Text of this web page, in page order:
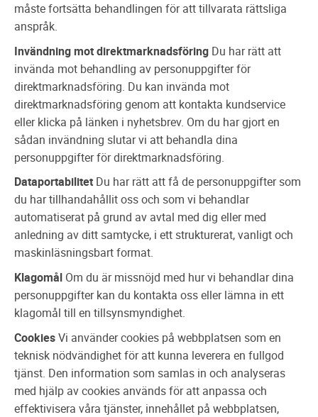
måste fortsätta behandlingen för att tillvarata rättsliga
anspråk.
Invändning mot direktmarknadsföring Du har rätt att
invända mot behandling av personuppgifter för
direktmarknadsföring. Du kan invända mot
direktmarknadsföring genom att kontakta kundservice
eller klicka på länken i nyhetsbrev. Om du har gjort en
sådan invändning slutar vi att behandla dina
personuppgifter för direktmarknadsföring.
Dataportabilitet Du har rätt att få de personuppgifter som
du har tillhandahållit oss och som vi behandlar
automatiserat på grund av avtal med dig eller med
anledning av ditt samtycke, i ett strukturerat, vanligt och
maskinläsningsbart format.
Klagomål Om du är missnöjd med hur vi behandlar dina
personuppgifter kan du kontakta oss eller lämna in ett
klagomål till en tillsynsmyndighet.
CookiesVi använder cookies på webbplatsen som en
teknisk nödvändighet för att kunna leverera en fullgod
tjänst. Den information som samlas in och analyseras
med hjälp av cookies används för att anpassa och
effektivisera våra tjänster, innehållet på webbplatsen,